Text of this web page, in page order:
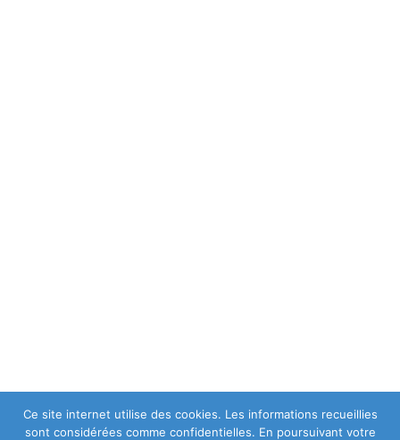
Ce site internet utilise des cookies. Les informations recueillies
sont considérées comme confidentielles. En poursuivant votre